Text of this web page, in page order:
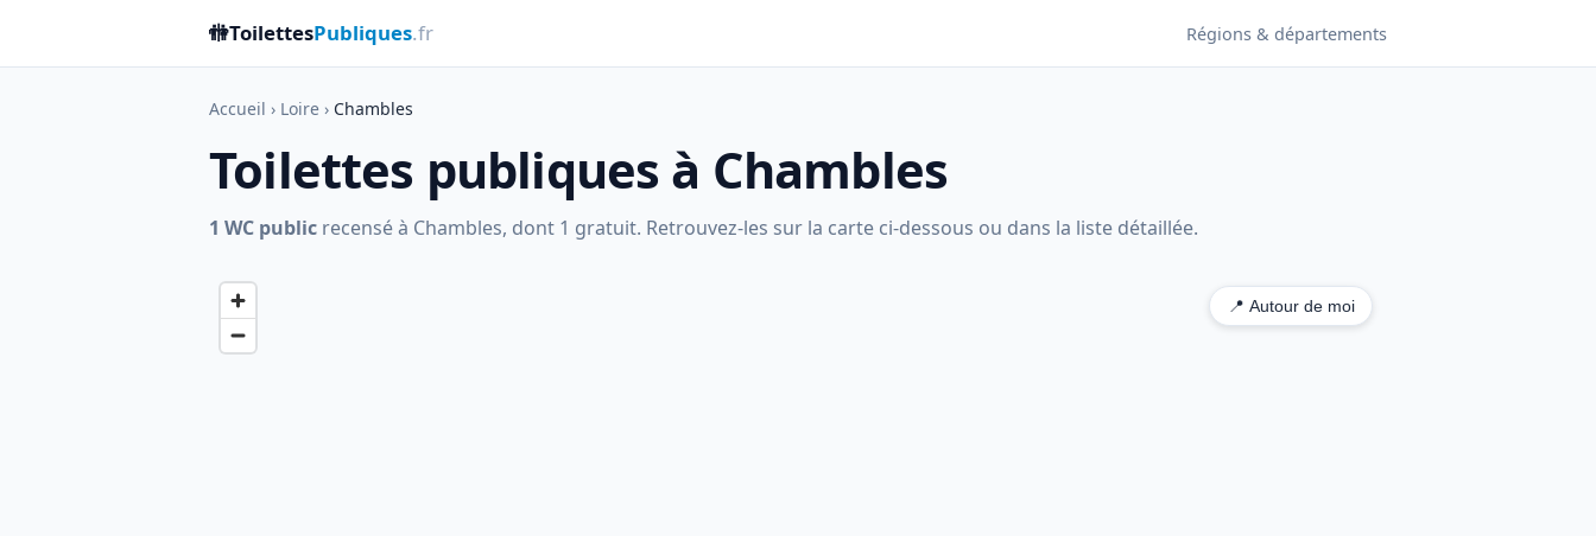
🚻ToilettesPubliques.fr Régions & départements
Accueil › Loire › Chambles
Toilettes publiques à Chambles
1 WC public recensé à Chambles, dont 1 gratuit. Retrouvez-les sur la carte ci-dessous ou dans la liste détaillée.
📍 Autour de moi